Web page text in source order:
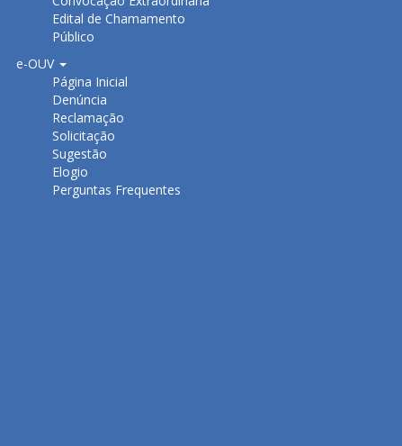
Edital de Chamamento
Público
e-OUV
Página Inicial
Denúncia
Reclamação
Solicitação
Sugestão
Elogio
Perguntas Frequentes